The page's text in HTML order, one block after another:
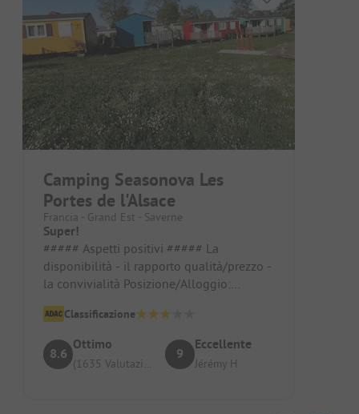
Camping Seasonova Les
Portes de l'Alsace
Francia - Grand Est - Saverne
Super!
##### Aspetti positivi ##### La
disponibilità - il rapporto qualità/prezzo -
la convivialità Posizione/Alloggio:
Classificazione
8.6
Ottimo
(1635 Valutazioni)
9
Eccellente
Jérémy H